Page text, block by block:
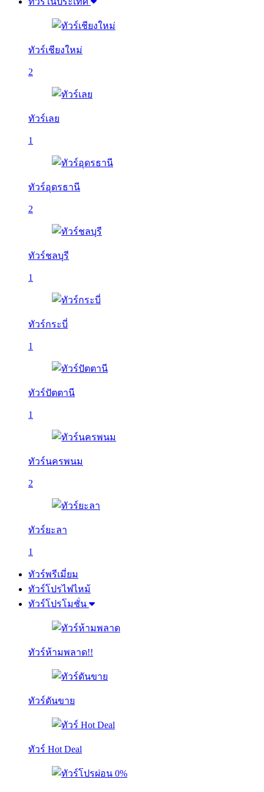
ทัวร์เชียงใหม่
2
ทัวร์เลย
1
ทัวร์อุดรธานี
2
ทัวร์ชลบุรี
1
ทัวร์กระบี่
1
ทัวร์ปัตตานี
1
ทัวร์นครพนม
2
ทัวร์ยะลา
1
ทัวร์พรีเมี่ยม
ทัวร์โปรไฟไหม้
ทัวร์โปรโมชั่น
ทัวร์ห้ามพลาด!!
ทัวร์ดันขาย
ทัวร์ Hot Deal